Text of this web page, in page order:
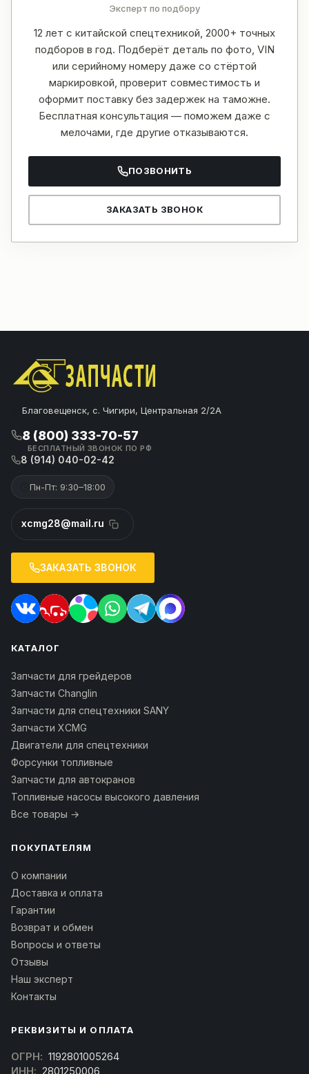
Эксперт по подбору
12 лет с китайской спецтехникой, 2000+ точных
подборов в год. Подберёт деталь по фото, VIN
или серийному номеру даже со стёртой
маркировкой, проверит совместимость и
оформит поставку без задержек на таможне.
Бесплатная консультация — поможем даже с
мелочами, где другие отказываются.
ПОЗВОНИТЬ
ЗАКАЗАТЬ ЗВОНОК
Благовещенск, с. Чигири, Центральная 2/2А
8 (800) 333-70-57
БЕСПЛАТНЫЙ ЗВОНОК ПО РФ
8 (914) 040-02-42
Пн-Пт: 9:30–18:00
xcmg28@mail.ru
ЗАКАЗАТЬ ЗВОНОК
КАТАЛОГ
Запчасти для грейдеров
Запчасти Changlin
Запчасти для спецтехники SANY
Запчасти XCMG
Двигатели для спецтехники
Форсунки топливные
Запчасти для автокранов
Топливные насосы высокого давления
Все товары →
ПОКУПАТЕЛЯМ
О компании
Доставка и оплата
Гарантии
Возврат и обмен
Вопросы и ответы
Отзывы
Наш эксперт
Контакты
РЕКВИЗИТЫ И ОПЛАТА
ОГРН: 1192801005264
ИНН: 2801250006